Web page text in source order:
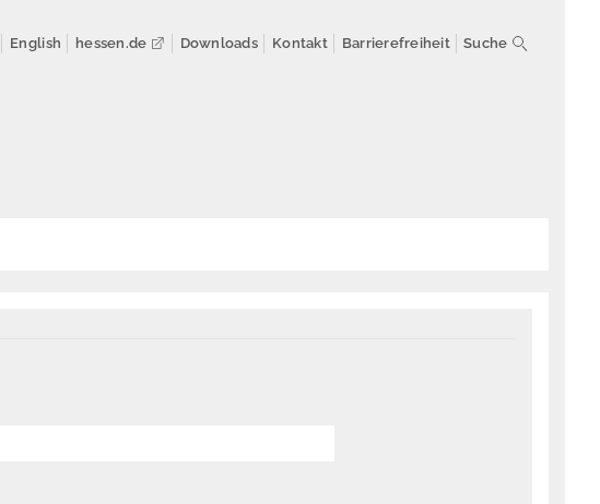
English hessen.de Downloads Kontakt Barrierefreiheit Suche